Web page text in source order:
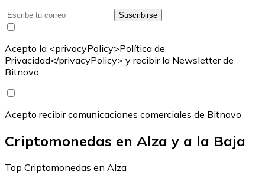
Suscribirse
Acepto la <privacyPolicy>Política de
Privacidad</privacyPolicy> y recibir la Newsletter de
Bitnovo
Acepto recibir comunicaciones comerciales de Bitnovo
Criptomonedas en Alza y a la Baja
Top Criptomonedas en Alza